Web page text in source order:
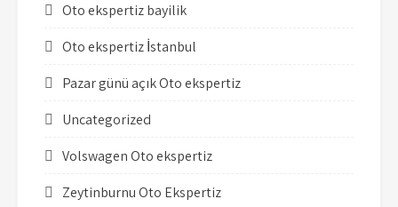
Oto ekspertiz bayilik
Oto ekspertiz İstanbul
Pazar günü açık Oto ekspertiz
Uncategorized
Volswagen Oto ekspertiz
Zeytinburnu Oto Ekspertiz